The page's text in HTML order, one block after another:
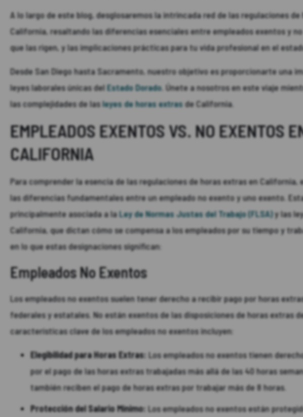
A lo largo de este blog, desglosaremos la intrincada red de las regulaciones
California, resaltando las diferencias esenciales entre empleados exentos y
que las rigen, y las implicaciones prácticas para tu vida profesional en el
Desde San Diego hasta Sacramento, nuestro objetivo es proporcionarte una
leyes laborales únicas delEstado Dorado. Únete a nosotros en este viaje
las complejidades de lasleyes de horas extrasde California.
EMPLEADOS EXENTOS VS. NO EXENTOS
CALIFORNIA
Para comprender la esencia de las regulaciones de horas extras en
las diferencias fundamentales entre un empleado no exento y uno exento.
principalmente asociada a laLey de Normas Justas del Trabajo (FLSA)y las
California, que dictan cómo se compensa a los empleados por su tiempo y
en lo que estas designaciones significan:
Empleados No Exentos
Los empleados no exentos suelen tener derecho a recibir pago por horas
federales y estatales. No están exentos de las disposiciones de horas extras
características clave de los empleados no exentos incluyen:
Elegibilidad para Horas Extras: Los empleados no exentos tienen
por el pago de las horas extras trabajadas más allá de las 40 horas
también reciben el pago de horas extras por trabajar más de 8 horas.
Protección del Salario Mínimo: Los empleados no exentos están